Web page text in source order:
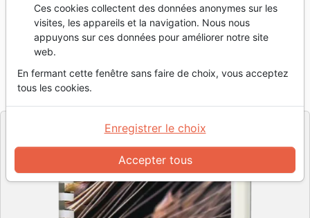
J'aime l'Éternel vol.3
Nos 722-999, recueil de chants à spirales
Artiste :
RéférenceJEM0150 EAN9782881501500
Jeunesse en Mission - JEM
Ces cookies collectent des données anonymes sur les
visites, les appareils et la navigation. Nous nous
appuyons sur ces données pour améliorer notre site
web.
En fermant cette fenêtre sans faire de choix, vous acceptez
tous les cookies.
Accepter tous
Enregistrer le choix